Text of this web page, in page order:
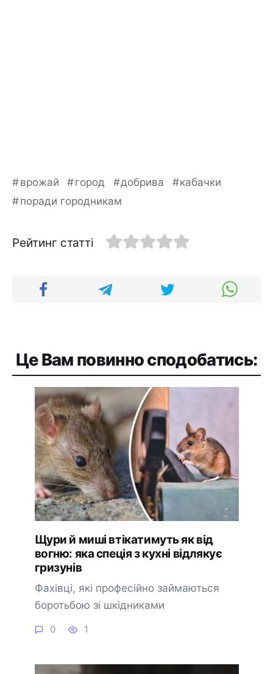
врожай город добрива
кабачки
поради городникам
Рейтинг статті
Це Вам повинно сподобатись:
Щури й миші втікатимуть як від
вогню: яка спеція з кухні відлякує
гризунів
Фахівці, які професійно займаються
боротьбою зі шкідниками
0 1